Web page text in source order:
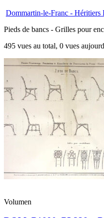
Dommartin-le-Franc - Héritiers
Pieds de bancs - Grilles pour
495 vues au total, 0 vues
Volumen